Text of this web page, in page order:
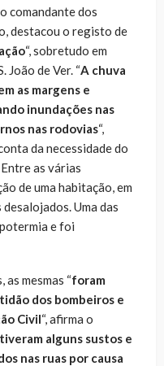
comandante dos
destacou o registo de
“, sobretudo em
João de Ver. “A chuva
as margens e
inundações nas
nas rodovias“,
da necessidade do
as várias
de uma habitação, em
Uma das
e foi
mesmas “foram
dos bombeiros e
Civil“, afirma o
alguns sustos e
nas ruas por causa